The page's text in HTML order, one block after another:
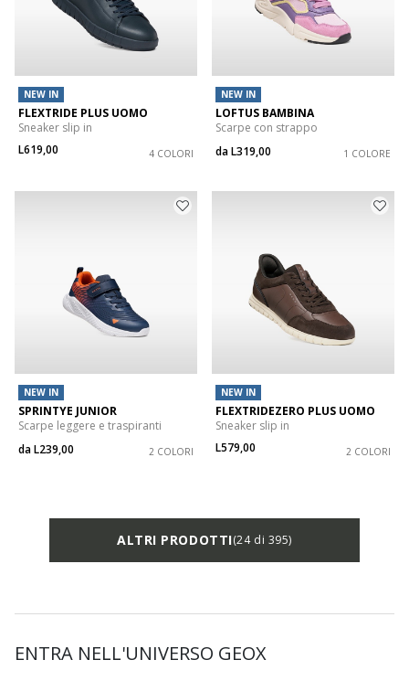
NEW IN
FLEXTRIDE PLUS UOMO
Sneaker slip in
L619,00
4 COLORI
NEW IN
LOFTUS BAMBINA
Scarpe con strappo
daL319,00 1 COLORE
NEW IN
SPRINTYE JUNIOR
Scarpe leggere e traspiranti
daL239,00 2 COLORI
NEW IN
FLEXTRIDEZERO PLUS UOMO
Sneaker slip in
L579,00
2 COLORI
ALTRI PRODOTTI(24 di 395)
ENTRA NELL'UNIVERSO GEOX